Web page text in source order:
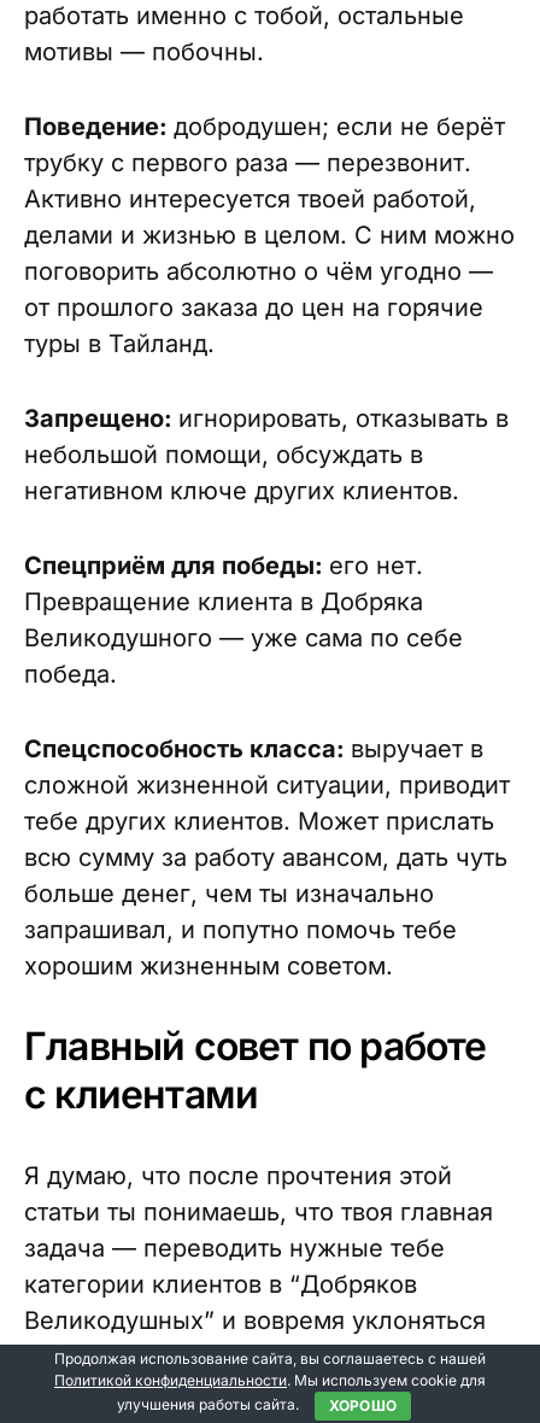
работать именно с тобой, остальные
мотивы — побочны.
Поведение: добродушен; если не берёт
трубку с первого раза — перезвонит.
Активно интересуется твоей работой,
делами и жизнью в целом. С ним можно
поговорить абсолютно о чём угодно —
от прошлого заказа до цен на горячие
туры в Тайланд.
Запрещено: игнорировать, отказывать в
небольшой помощи, обсуждать в
негативном ключе других клиентов.
Спецприём для победы: его нет.
Превращение клиента в Добряка
Великодушного — уже сама по себе
победа.
Спецспособность класса: выручает в
сложной жизненной ситуации, приводит
тебе других клиентов. Может прислать
всю сумму за работу авансом, дать чуть
больше денег, чем ты изначально
запрашивал, и попутно помочь тебе
хорошим жизненным советом.
Главный совет по работе
с клиентами
Я думаю, что после прочтения этой
статьи ты понимаешь, что твоя главная
задача — переводить нужные тебе
категории клиентов в “Добряков
Великодушных” и вовремя уклоняться
от ненужных категорий клиентов.
Продолжая использование сайта, вы соглашаетесь с нашей
Политикой конфиденциальности. Мы используем cookie для
улучшения работы сайта.
ХОРОШО